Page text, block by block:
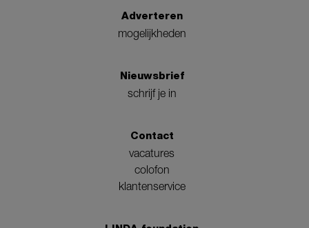
Adverteren
mogelijkheden
Nieuwsbrief
schrijf je in
Contact
vacatures
colofon
klantenservice